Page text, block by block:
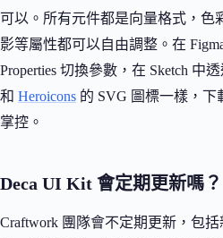
可以。所有元件都是向量格式，色
影等屬性都可以自由調整。在
Properties 切換參數，在 Sketch 中
和 Heroicons 的 SVG 圖標一樣，
掌控。
Deca UI Kit 會定期更新嗎？
Craftwork 團隊會不定期更新，包